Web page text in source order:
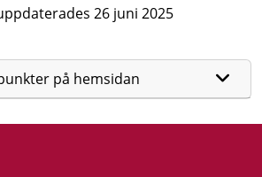
26 juni 2025
på hemsidan